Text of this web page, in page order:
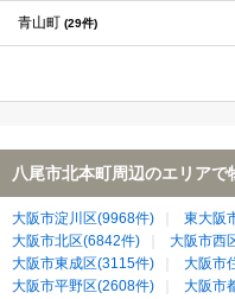
青山町 (29件)
八尾市北本町周辺のエリアで
大阪市淀川区(9968件) 東大阪
大阪市北区(6842件)
大阪市西
大阪市東成区(3115件)
大阪市
大阪市平野区(2608件)
大阪市